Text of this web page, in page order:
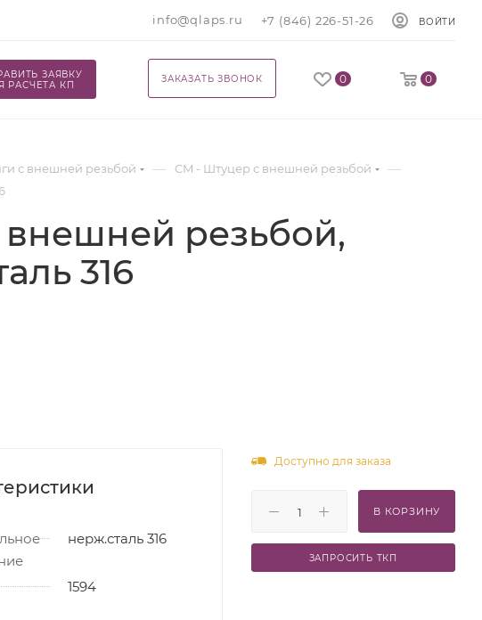
info@qlaps.ru +7 (846) 226-51-26 ВОЙТИ
0 0
ЗАКАЗАТЬ ЗВОНОК
ЗАЯВКУ
РАСЧЕТА КП
с внешней резьбой — CM - Штуцер с внешней резьбой —
внешней резьбой,
316
нерж.сталь 316
1594
Доступно для заказа
В КОРЗИНУ
ЗАПРОСИТЬ ТКП